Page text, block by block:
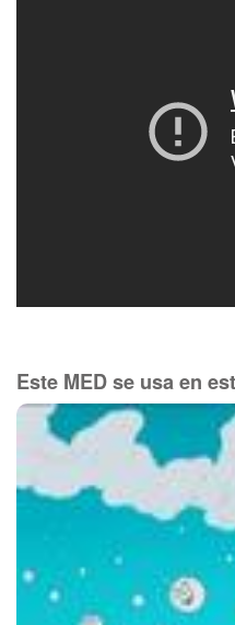
Este MED se usa en